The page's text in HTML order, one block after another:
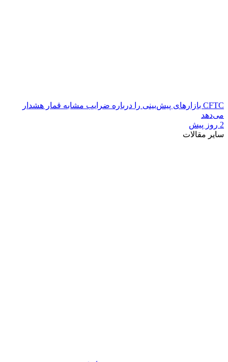
CFTC بازارهای پیش‌بینی را درباره ضرایب مشابه قمار هشدار
می‌دهد
2 روز پیش
سایر مقالات